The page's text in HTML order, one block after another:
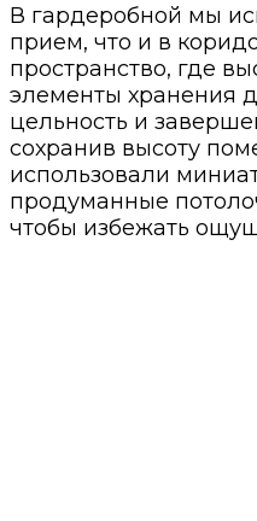
В гардеробной мы
прием, что и в
пространство, где
элементы хранения
цельность и
сохранив высоту
использовали
продуманные
чтобы избежать